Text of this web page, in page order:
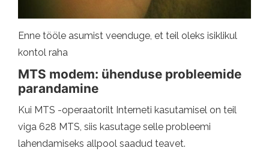
Enne tööle asumist veenduge, et teil oleks isiklikul
kontol raha
MTS modem: ühenduse probleemide
parandamine
Kui MTS -operaatorilt Interneti kasutamisel on teil
viga 628 MTS, siis kasutage selle probleemi
lahendamiseks allpool saadud teavet.